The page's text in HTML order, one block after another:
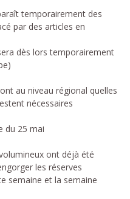
temporairement des
par des articles en
dès lors temporairement
au niveau régional quelles
nécessaires
du 25 mai
ont déjà été
les réserves
semaine et la semaine